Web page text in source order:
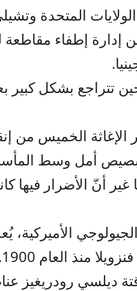
المتحدة
إدارة إطفاء
الإغاثة الخميس من
بصيص أمل وسط
غير أنّ الأضرار فيها
الأميركية،
ديلسي رودريغيز